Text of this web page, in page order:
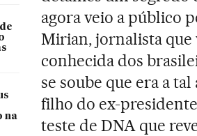
na
agora veio a público
Mirian, jornalista que
conhecida dos
se soube que era a
filho do ex-
teste de DNA que